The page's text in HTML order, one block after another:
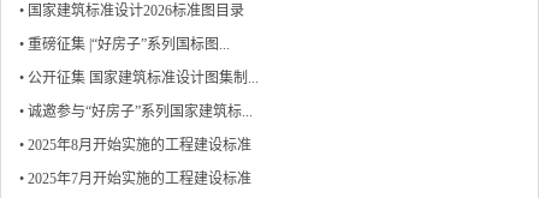
• 国家建筑标准设计2026标准图目录
• 重磅征集 |“好房子”系列国标图...
• 公开征集 国家建筑标准设计图集制...
• 诚邀参与“好房子”系列国家建筑标...
• 2025年8月开始实施的工程建设标准
• 2025年7月开始实施的工程建设标准